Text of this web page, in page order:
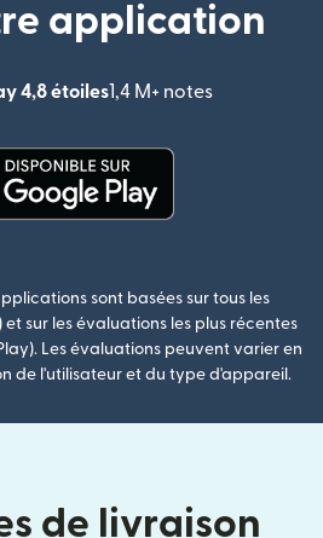
application
4,8 étoiles1,4 M+ notes
sont basées sur tous les
sur les évaluations les plus récentes
Les évaluations peuvent varier en
de l'utilisateur et du type d'appareil.
de livraison